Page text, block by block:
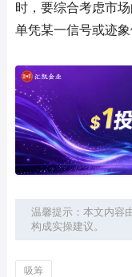
时，要综合考虑市
单凭某一信号或迹象
温馨提示：本文内容
构成实操建议。
吸筹